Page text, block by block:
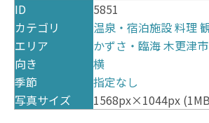
ID
5851
カテゴリ
温泉・宿泊施設料理
エリア
かずさ・臨海木更津市
向き
横
季節
指定なし
写真サイズ
1568px×1044px